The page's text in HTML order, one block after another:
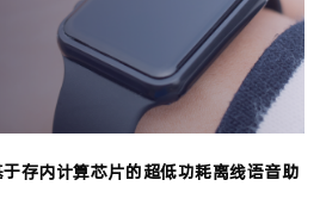
存内计算芯片的超低功耗离线语音助